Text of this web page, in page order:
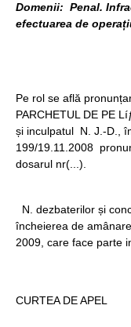
Domenii: Penal.
efectuarea de
Pe rol se află
PARCHETUL DE PE
și inculpatul N. J.-D.,
199/19.11.2008
dosarul nr(...).
N. dezbaterilor și
încheierea de
2009, care face parte
CURTEA DE APEL